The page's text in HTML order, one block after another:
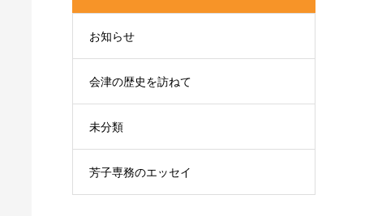
お知らせ
会津の歴史を訪ねて
未分類
芳子専務のエッセイ